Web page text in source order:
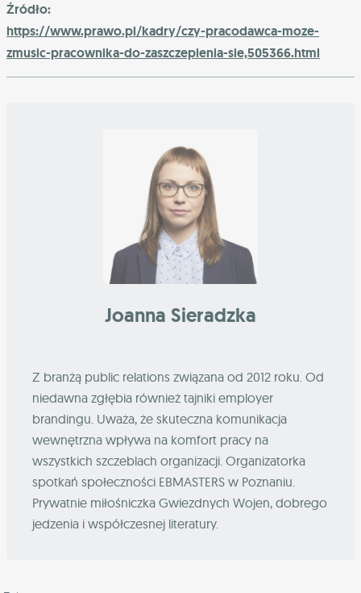
Źródło:
https://www.prawo.pl/kadry/czy-pracodawca-moze-
zmusic-pracownika-do-zaszczepienia-sie,505366.html
Joanna Sieradzka
Z branżą public relations związana od 2012 roku. Od
niedawna zgłębia również tajniki employer
brandingu. Uważa, że skuteczna komunikacja
wewnętrzna wpływa na komfort pracy na
wszystkich szczeblach organizacji. Organizatorka
spotkań społeczności EBMASTERS w Poznaniu.
Prywatnie miłośniczka Gwiezdnych Wojen, dobrego
jedzenia i współczesnej literatury.